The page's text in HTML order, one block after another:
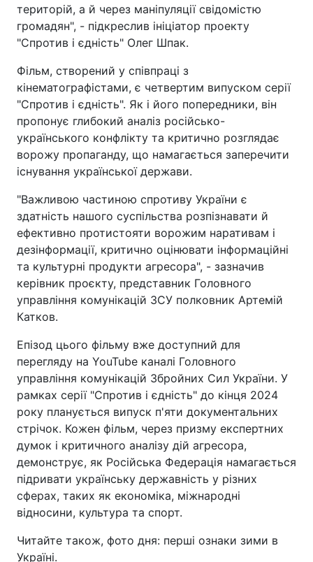
територій, а й через маніпуляції свідомістю
громадян", - підкреслив ініціатор проекту
"Спротив і єдність" Олег Шпак.
Фільм, створений у співпраці з
кінематографістами, є четвертим випуском серії
"Спротив і єдність". Як і його попередники, він
пропонує глибокий аналіз російсько-
українського конфлікту та критично розглядає
ворожу пропаганду, що намагається заперечити
існування української держави.
"Важливою частиною спротиву України є
здатність нашого суспільства розпізнавати й
ефективно протистояти ворожим наративам і
дезінформації, критично оцінювати інформаційні
та культурні продукти агресора", - зазначив
керівник проєкту, представник Головного
управління комунікацій ЗСУ полковник Артемій
Катков.
Епізод цього фільму вже доступний для
перегляду на YouTube каналі Головного
управління комунікацій Збройних Сил України. У
рамках серії "Спротив і єдність" до кінця 2024
року планується випуск п'яти документальних
стрічок. Кожен фільм, через призму експертних
думок і критичного аналізу дій агресора,
демонструє, як Російська Федерація намагається
підривати українську державність у різних
сферах, таких як економіка, міжнародні
відносини, культура та спорт.
Читайте також, фото дня: перші ознаки зими в
Україні.